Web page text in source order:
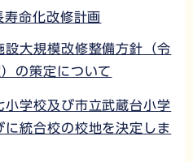
命化改修計画
設大規模改修整備方針（令
の策定について
小学校及び市立武蔵台小学
に統合校の校地を決定しま